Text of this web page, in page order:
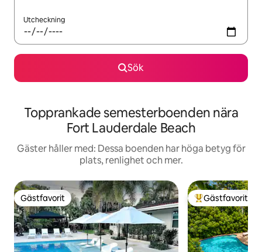
Utcheckning
Sök
Topprankade semesterboenden nära
Fort Lauderdale Beach
Gäster håller med: Dessa boenden har höga betyg för
plats, renlighet och mer.
Gästfavorit
Gästfavorit Populär
Gästfavorit